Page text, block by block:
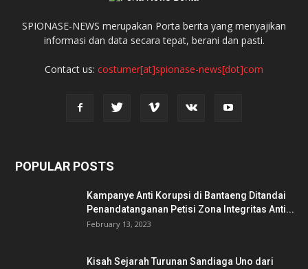
SPIONASE-NEWS merupakan Porta berita yang menyajikan
informasi dan data secara tepat, berani dan pasti.
Contact us: costumer[at]spionase-news[dot]com
POPULAR POSTS
Kampanye Anti Korupsi di Bantaeng Ditandai
Penandatanganan Petisi Zona Integritas Anti...
February 13, 2023
Kisah Sejarah Turunan Sandiaga Uno dari